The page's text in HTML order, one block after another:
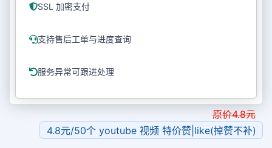
SSL 加密支付
支持售后工单与进度查询
服务异常可跟进处理
原价4.8元
4.8元/50个 youtube 视频 特价赞|like(掉赞不补)